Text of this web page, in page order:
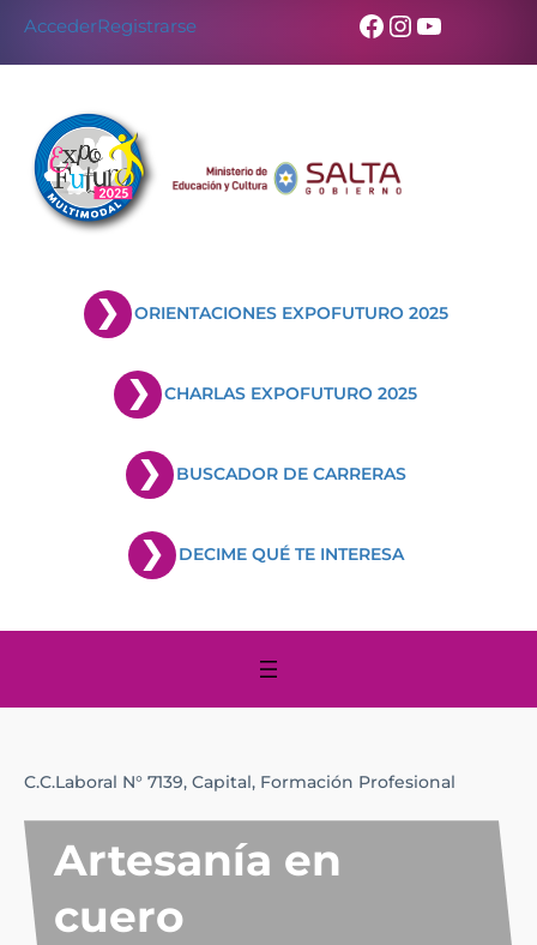
AccederRegistrarse Facebook
Instagram
YouTube
ORIENTACIONES EXPOFUTURO 2025
CHARLAS EXPOFUTURO 2025
BUSCADOR DE CARRERAS
DECIME QUÉ TE INTERESA
C.C.Laboral N° 7139, Capital, Formación Profesional
Artesanía en
cuero